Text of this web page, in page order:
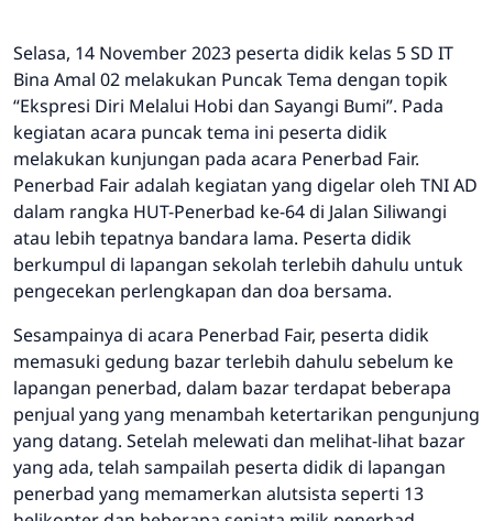
Selasa, 14 November 2023 peserta didik kelas 5 SD IT
Bina Amal 02 melakukan Puncak Tema dengan topik
“Ekspresi Diri Melalui Hobi dan Sayangi Bumi”. Pada
kegiatan acara puncak tema ini peserta didik
melakukan kunjungan pada acara Penerbad Fair.
Penerbad Fair adalah kegiatan yang digelar oleh TNI AD
dalam rangka HUT-Penerbad ke-64 di Jalan Siliwangi
atau lebih tepatnya bandara lama. Peserta didik
berkumpul di lapangan sekolah terlebih dahulu untuk
pengecekan perlengkapan dan doa bersama.
Sesampainya di acara Penerbad Fair, peserta didik
memasuki gedung bazar terlebih dahulu sebelum ke
lapangan penerbad, dalam bazar terdapat beberapa
penjual yang yang menambah ketertarikan pengunjung
yang datang. Setelah melewati dan melihat-lihat bazar
yang ada, telah sampailah peserta didik di lapangan
penerbad yang memamerkan alutsista seperti 13